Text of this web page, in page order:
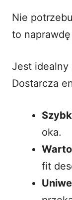
Nie
to
Jest
Dostarcza
oka.
fit